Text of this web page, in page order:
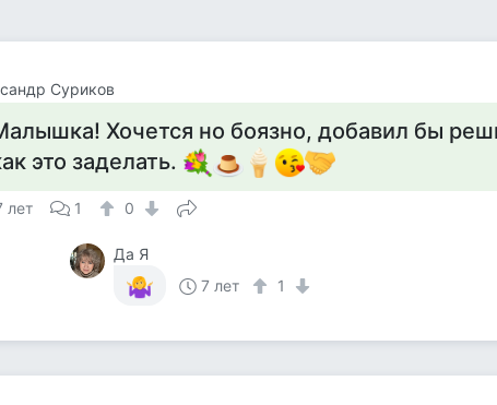
Суриков
Хочется но боязно, добавил бы
это заделать.
лет 1 0
Да Я
7 лет
1